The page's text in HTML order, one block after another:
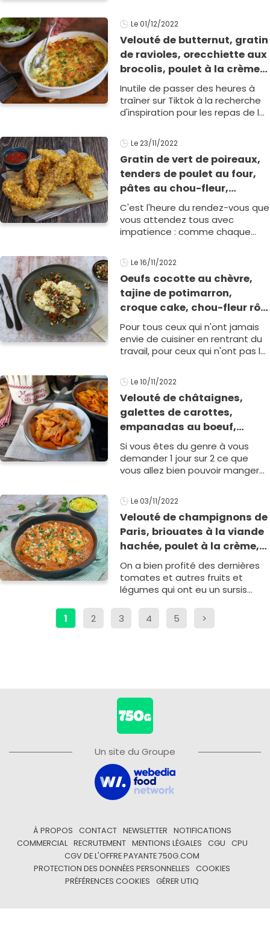
dessert qui ravira tous vos
convives.
Le 01/12/2022
Velouté de butternut, gratin
de ravioles, orecchiette aux
brocolis, poulet à la crème
et tian de pommes de terre :
le menu de la semaine du 5
au 9 décembre
Inutile de passer des heures à
traîner sur Tiktok à la recherche
d'inspiration pour les repas de la
tout. Voici notre men1
Le 23/11/2022
Gratin de vert de poireaux,
tenders de poulet au four,
pâtes au chou-fleur,
carottes rôties et curry de
butternut : le menu de la
semaine du 28 novembre au
C'est l'heure du rendez-vous que
vous attendez tous avec
impatience : comme chaque
menu concocté spécialement
pour la saison. A nous les bonnes
rec1
Le 16/11/2022
Oeufs cocotte au chèvre,
tajine de potimarron,
croque cake, chou-fleur rôti
et fondue de poireaux : le
menu de la semaine du 21
au 25 novembre
Pour tous ceux qui n'ont jamais
envie de cuisiner en rentrant du
travail, pour ceux qui n'ont pas le
huit trucs à faire avant plutôt
que rester à c&o1
Le 10/11/2022
Velouté de châtaignes,
galettes de carottes,
empanadas au boeuf,
aiguillettes de poulet, pâtes
à la sauce rose : le menu de
la semaine du 14 au 18
Si vous êtes du genre à vous
demander 1 jour sur 2 ce que
vous allez bien pouvoir manger
est pour vous. On vous donne
des inspirations de recettes à1
Le 03/11/2022
Velouté de champignons de
Paris, briouates à la viande
hachée, poulet à la crème,
chou-fleur façon pizza et
spaghetti all'amatriciana :
le menu de la semaine du 7
On a bien profité des dernières
tomates et autres fruits et
légumes qui ont eu un sursis
toutes les bo1
1 2 3 4 5 >
Un site du Groupe
À PROPOS CONTACT NEWSLETTER
NOTIFICATIONS
COMMERCIAL
RECRUTEMENT MENTIONS LÉGALES CGU
CPU
CGV DE L'OFFRE PAYANTE 750G.COM
PROTECTION DES DONNÉES PERSONNELLES
COOKIES
PRÉFÉRENCES COOKIES
GÉRER UTIQ